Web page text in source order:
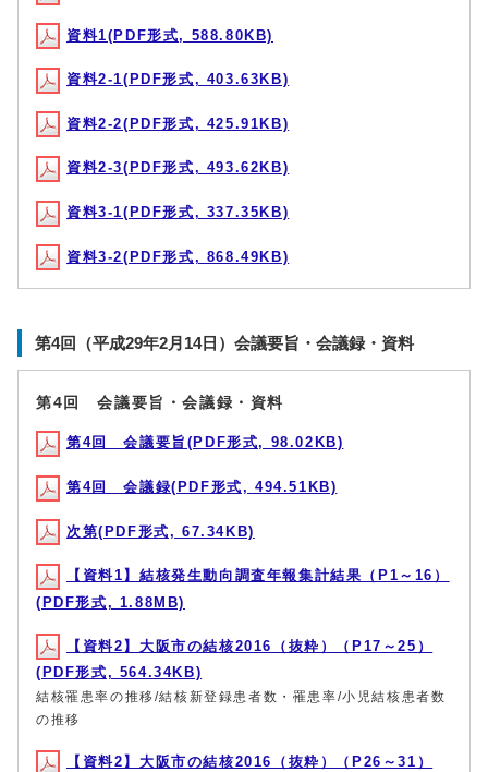
資料1(PDF形式, 588.80KB)
資料2-1(PDF形式, 403.63KB)
資料2-2(PDF形式, 425.91KB)
資料2-3(PDF形式, 493.62KB)
資料3-1(PDF形式, 337.35KB)
資料3-2(PDF形式, 868.49KB)
第4回（平成29年2月14日）会議要旨・会議録・資料
第4回 会議要旨・会議録・資料
第4回 会議要旨(PDF形式, 98.02KB)
第4回 会議録(PDF形式, 494.51KB)
次第(PDF形式, 67.34KB)
【資料1】結核発生動向調査年報集計結果（P1～16）
(PDF形式, 1.88MB)
【資料2】大阪市の結核2016（抜粋）（P17～25）
(PDF形式, 564.34KB)
結核罹患率の推移/結核新登録患者数・罹患率/小児結核患者数
の推移
【資料2】大阪市の結核2016（抜粋）（P26～31）